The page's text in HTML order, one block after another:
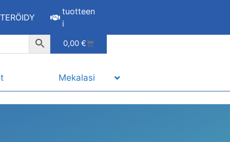
tuotteen
i
0,00 €
Mekalasi